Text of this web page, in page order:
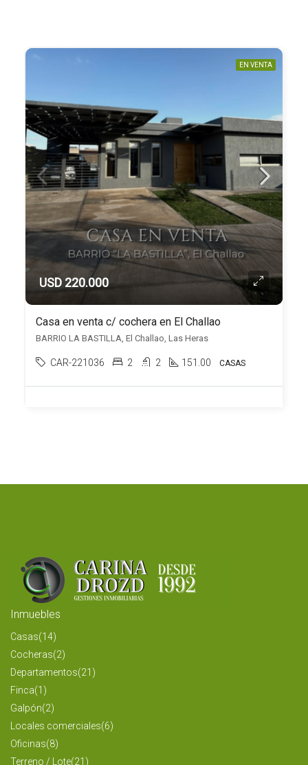
EN VENTA
USD 220.000
Casa en venta c/ cochera en El Challao
BARRIO LA BASTILLA, El Challao, Las Heras
CAR-221036 2 2 151.00 CASAS
Inmuebles
Casas(14)
Cocheras(2)
Departamentos(21)
Finca(1)
Galpón(2)
Locales comerciales(6)
Oficinas(8)
Terreno / Lote(21)